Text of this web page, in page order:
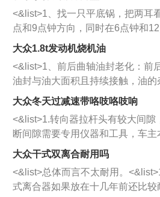
堵塞情况比较严重，也可以采取应
施。 <&list>2、直接利用木棍将所
杂物推到排气管里面的位置处，然
三元催化器拆解开，就可以将堵塞
西取出来。但如果是因为积碳过多
的堵塞，就需要将三元催化器泡在
洗剂对堵塞的情况得到解决，将清
放在燃油箱中，与燃油混合后，车
动时，就可以和汽油一起进入到燃
室，最后形成废气排出，就可以让
催化器得到清洗，排气管堵塞的情
能够得到解决。
<&list>1、找一只平底锅，把两耳
点和9点钟方向，同时在6点钟和
方向做一个标记。 <&list>2、双手
一圈半的练习，往右同样也要打相
圈数。 <&list>3、最后强调要反复
习，这样就可以形成肌肉记忆，在
驾驶车辆时，不需要记忆也能打好
向。
大众1.8t发动机烧机油
<&list>1、前后曲轴油封老化：前
油封与油大面积且持续接触，油的
和发动机内持续温度变化使其密封
逐渐减弱，导致渗油或漏油。
活塞间隙过大：积碳会使活塞环与
的间隙扩大，导致机油流入燃烧室
造成烧机油。<&list>3、机油粘度
机油粘度过小的话，同样会有烧机
象，机油粘度过小具有很好的流动
大众冬天过减速带咯吱咯吱响
<&list>1.转向器拉杆头有较大间隙
断间隙需要专用仪器和工具，车主
无法制作，需要将车辆送到修理厂
店；<&list>2.车辆半轴套管防尘罩破
裂，破裂后会出现漏油现象，使半
损严重，磨损的半轴容易损坏，产
大众干式双离合耐用吗
<&list>总体而言不太耐用。
式离合器如果放在十几年前还比较